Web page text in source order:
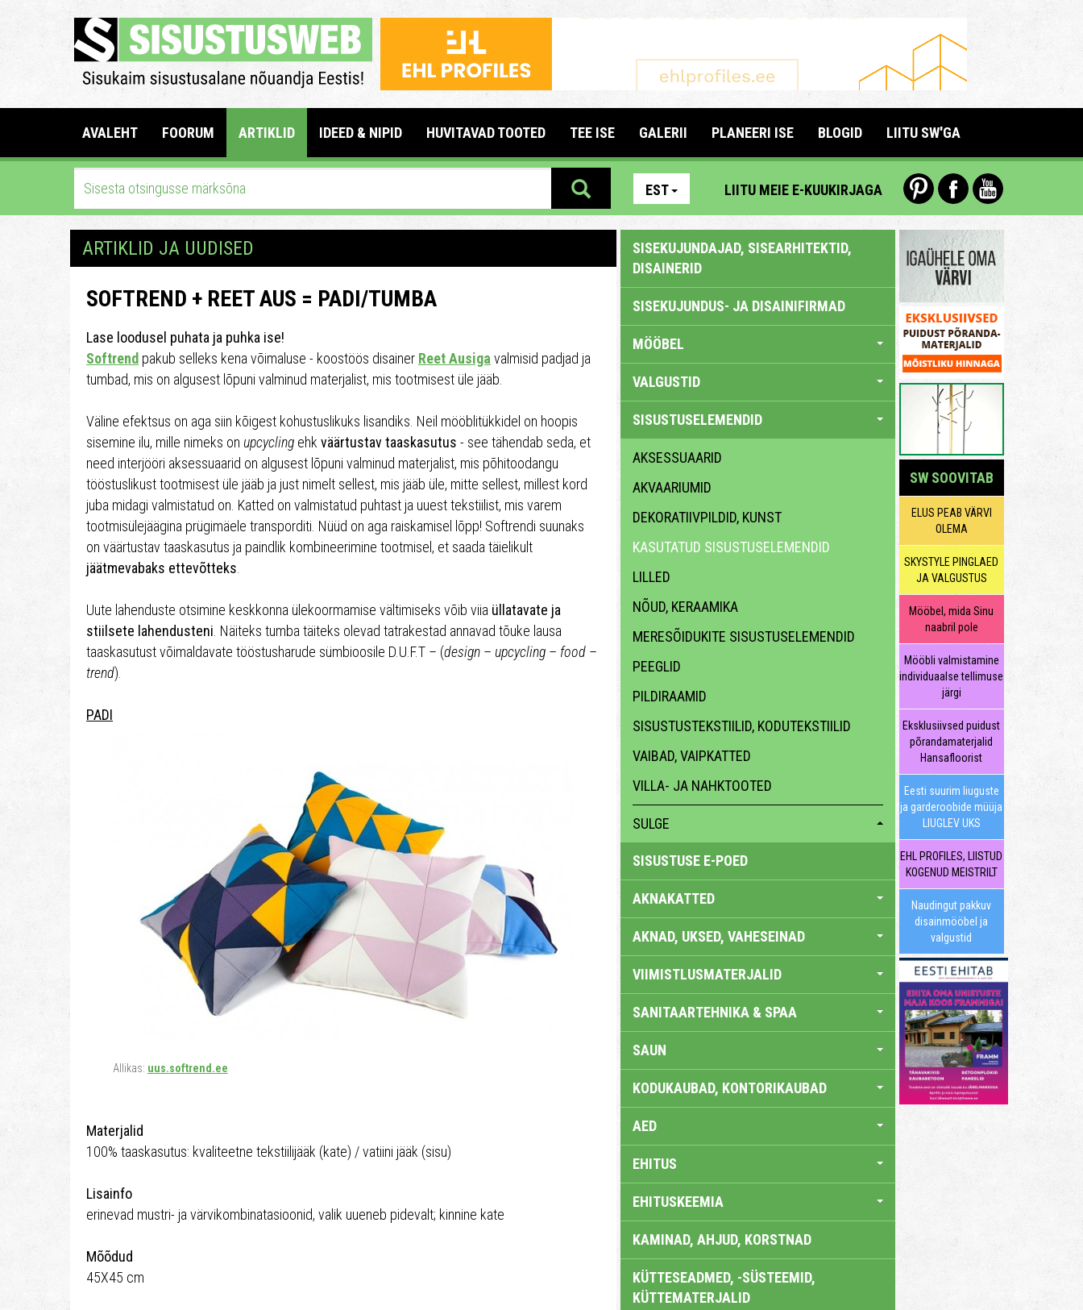
AVALEHT FOORUM ARTIKLID IDEED & NIPID HUVITAVAD TOOTED TEE ISE GALERII PLANEERI ISE BLOGID LIITU SW'GA
EST LIITU MEIE E-KUUKIRJAGA
ARTIKLID JA UUDISED
SOFTREND + REET AUS = PADI/TUMBA
Lase loodusel puhata ja puhka ise!
Softrend pakub selleks kena võimaluse - koostöös disainer Reet Ausiga valmisid padjad ja
tumbad, mis on algusest lõpuni valminud materjalist, mis tootmisest üle jääb.
Väline efektsus on aga siin kõigest kohustuslikuks lisandiks. Neil mööblitükkidel on hoopis
sisemine ilu, mille nimeks on upcycling ehk väärtustav taaskasutus - see tähendab seda, et
need interjööri aksessuaarid on algusest lõpuni valminud materjalist, mis põhitoodangu
tööstuslikust tootmisest üle jääb ja just nimelt sellest, mis jääb üle, mitte sellest, millest kord
juba midagi valmistatud on. Katted on valmistatud puhtast ja uuest tekstiilist, mis varem
tootmisülejäägina prügimäele transporditi. Nüüd on aga raiskamisel lõpp! Softrendi suunaks
on väärtustav taaskasutus ja paindlik kombineerimine tootmisel, et saada täielikult
jäätmevabaks ettevõtteks
Uute lahenduste otsimine keskkonna ülekoormamise vältimiseks võib viia üllatavate ja
stiilsete lahendusteni . Näiteks tumba täiteks olevad tatrakestad annavad tõuke lausa
taaskasutust võimaldavate tööstusharude sümbioosile D.U.F.T – (design – upcycling – food –
trend).
PADI
Allikas: uus.softrend.ee
Materjalid
100% taaskasutus: kvaliteetne tekstiilijääk (kate) / vatiini jääk (sisu)
Lisainfo
erinevad mustri- ja värvikombinatasioonid, valik uueneb pidevalt; kinnine kate
Mõõdud
45X45 cm
SISEKUJUNDAJAD, SISEARHITEKTID,
DISAINERID
SISEKUJUNDUS- JA DISAINIFIRMAD
MÖÖBEL
VALGUSTID
SISUSTUSELEMENDID
AKSESSUAARID
AKVAARIUMID
DEKORATIIVPILDID, KUNST
KASUTATUD SISUSTUSELEMENDID
LILLED
NÕUD, KERAAMIKA
MERESÕIDUKITE SISUSTUSELEMENDID
PEEGLID
PILDIRAAMID
SISUSTUSTEKSTIILID, KODUTEKSTIILID
VAIBAD, VAIPKATTED
VILLA- JA NAHKTOOTED
SULGE
SISUSTUSE E-POED
AKNAKATTED
AKNAD, UKSED, VAHESEINAD
VIIMISTLUSMATERJALID
SANITAARTEHNIKA & SPAA
SAUN
KODUKAUBAD, KONTORIKAUBAD
AED
EHITUS
EHITUSKEEMIA
KAMINAD, AHJUD, KORSTNAD
KÜTTESEADMED, -SÜSTEEMID,
KÜTTEMATERJALID
SW SOOVITAB
ELUS PEAB VÄRVI
OLEMA
SKYSTYLE PINGLAED
JA VALGUSTUS
Mööbel, mida Sinu
naabril pole
Mööbli valmistamine
individuaalse tellimuse
järgi
Eksklusiivsed puidust
põrandamaterjalid
Hansafloorist
Eesti suurim liuguste
ja garderoobide müüja
LIUGLEV UKS
EHL PROFILES, LIISTUD
KOGENUD MEISTRILT
Naudingut pakkuv
disainmööbel ja
valgustid